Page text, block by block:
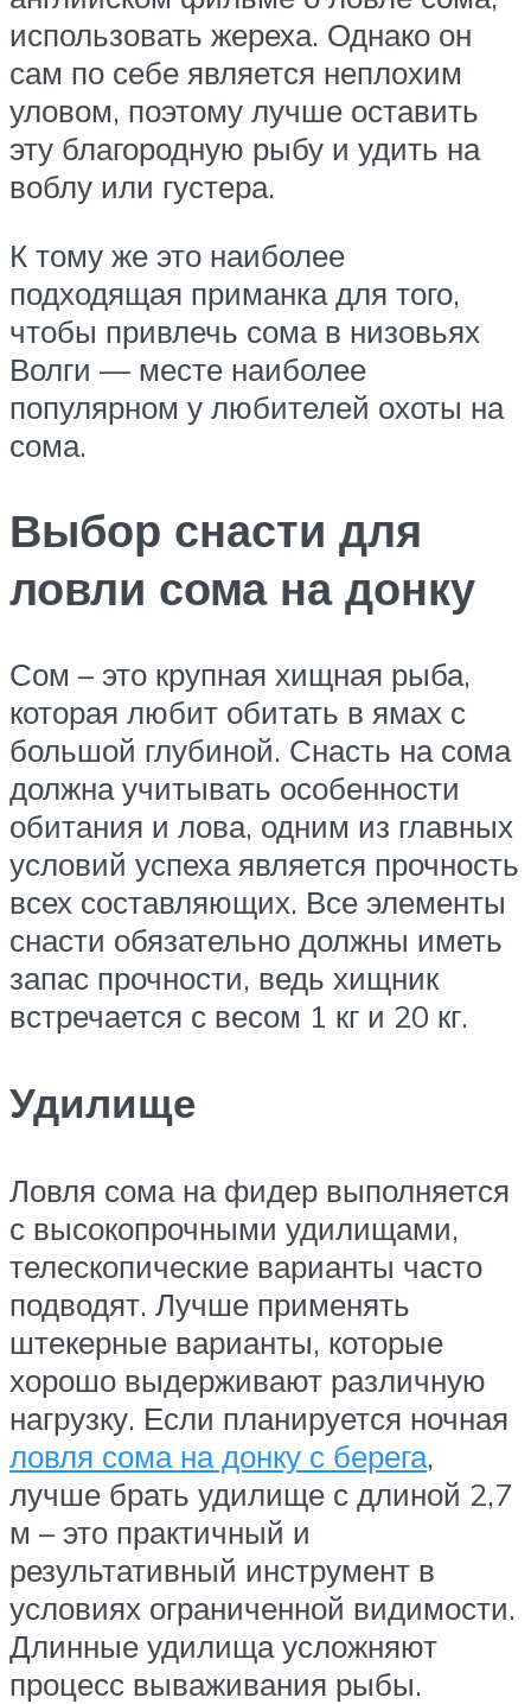
использовать жереха. Однако он
сам по себе является неплохим
уловом, поэтому лучше оставить
эту благородную рыбу и удить на
воблу или густера.
К тому же это наиболее
подходящая приманка для того,
чтобы привлечь сома в низовьях
Волги — месте наиболее
популярном у любителей охоты на
сома.
Выбор снасти для
ловли сома на донку
Сом – это крупная хищная рыба,
которая любит обитать в ямах с
большой глубиной. Снасть на сома
должна учитывать особенности
обитания и лова, одним из главных
условий успеха является прочность
всех составляющих. Все элементы
снасти обязательно должны иметь
запас прочности, ведь хищник
встречается с весом 1 кг и 20 кг.
Удилище
Ловля сома на фидер выполняется
с высокопрочными удилищами,
телескопические варианты часто
подводят. Лучше применять
штекерные варианты, которые
хорошо выдерживают различную
нагрузку. Если планируется ночная
ловля сома на донку с берега,
лучше брать удилище с длиной 2,7
м – это практичный и
результативный инструмент в
условиях ограниченной видимости.
Длинные удилища усложняют
процесс вываживания рыбы.